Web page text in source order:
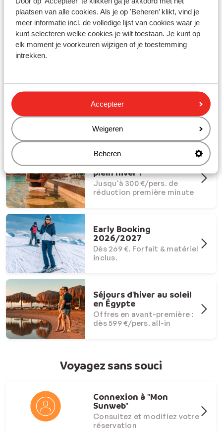
plaatsen van alle cookies. Als je op 'Beheren’ klikt, vind je
meer informatie incl. de volledige lijst van cookies waar je
kunt selecteren welke cookies je wilt toestaan. Je kunt op
elk moment je voorkeuren wijzigen of je toestemming
intrekken.
Accepteer
Weigeren
Beheren
Partez en vacances avec Sunweb !
Offres Dernière Chance
Et si l'été s'invitait en
plein hiver ?
Jusqu'à 300 €/pers. de
réduction première minute
Early Booking
2026/2027
Dès 269 €. Forfait & matériel
inclus.
Séjours d'hiver au soleil
en Égypte
Offres en avant-première :
dès 599 €/pers. all-in
Voyagez sans souci
Connexion à "Mon
Sunweb"
Consultez et modifiez votre
réservation